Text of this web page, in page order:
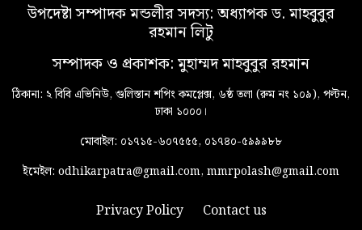
উপদেষ্টা সম্পাদক মন্ডলীর সদস্য: অধ্যাপক ড. মাহবুবুর
রহমান লিটু
সম্পাদক ও প্রকাশক: মুহাম্মদ মাহবুবুর রহমান
ঠিকানা: ২ বিবি এভিনিউ, গুলিস্তান শপিং কমপ্লেক্স, ৬ষ্ঠ তলা (রুম নং ১০৯), পল্টন,
ঢাকা ১০০০।
মোবাইল: ০১৭১৫-৬০৭৫৫৫, ০১৭৪০-৫৯৯৯৮৮
ইমেইল: odhikarpatra@gmail.com, mmrpolash@gmail.com
Privacy Policy Contact us